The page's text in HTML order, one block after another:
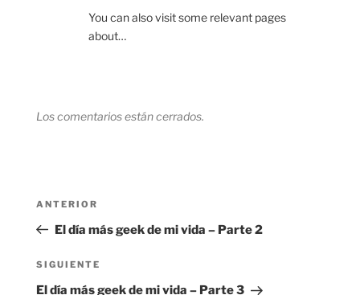
You can also visit some relevant pages
about…
Los comentarios están cerrados.
entradas
Entrada
anterior:
ANTERIOR
El día más geek de mi vida – Parte 2
Siguiente
entrada
SIGUIENTE
El día más geek de mi vida – Parte 3